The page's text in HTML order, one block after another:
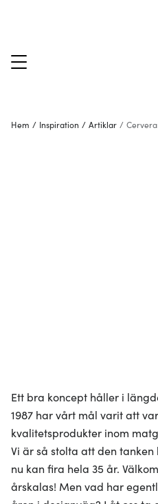
Hem / Inspiration / Artiklar /
Ett bra koncept håller i
1987 har vårt mål varit att
kvalitetsprodukter inom
Vi är så stolta att den
nu kan fira hela 35 år.
årskalas! Men vad har